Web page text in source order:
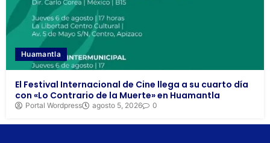
Huamantla
El Festival Internacional de Cine llega a su cuarto día
con «Lo Contrario de la Muerte» en Huamantla
Portal Wordpress agosto 5, 2026 0